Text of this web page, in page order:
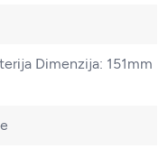
Dimenzija: 151mm